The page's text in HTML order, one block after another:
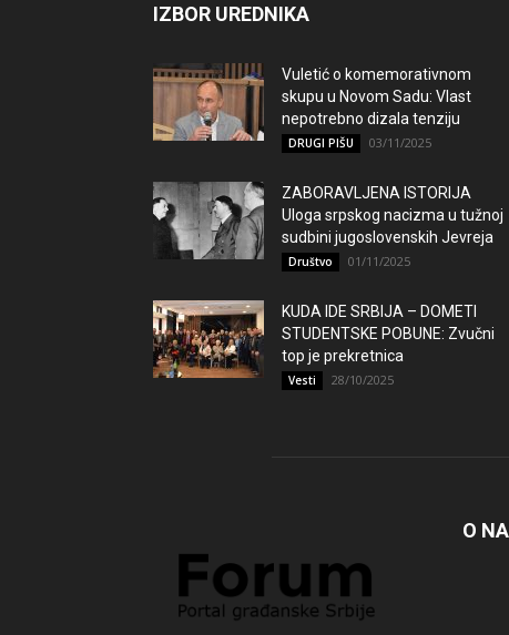
IZBOR UREDNIKA
Vuletić o komemorativnom
skupu u Novom Sadu: Vlast
nepotrebno dizala tenziju
DRUGI PIŠU 03/11/2025
ZABORAVLJENA ISTORIJA
Uloga srpskog nacizma u tužnoj
sudbini jugoslovenskih Jevreja
Društvo 01/11/2025
KUDA IDE SRBIJA – DOMETI
STUDENTSKE POBUNE: Zvučni
top je prekretnica
Vesti 28/10/2025
O